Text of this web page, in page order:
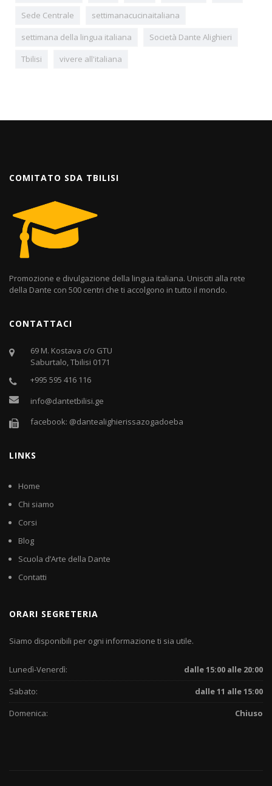
Sede Centrale
settimanacucinaitaliana
settimana della lingua italiana
Società Dante Alighieri
Tbilisi
vivere all'italiana
COMITATO SDA TBILISI
Promozione e divulgazione della lingua italiana. Unisciti alla rete
della Dante con 500 centri che ti accolgono in tutto il mondo.
CONTATTACI
69 M. Kostava c/o GTU
Saburtalo, Tbilisi 0171
+995 595 416 116
info@dantetbilisi.ge
facebook: @dantealighierissazogadoeba
LINKS
Home
Chi siamo
Corsi
Blog
Scuola d’Arte della Dante
Contatti
ORARI SEGRETERIA
Siamo disponibili per ogni informazione ti sia utile.
Lunedì-Venerdì:
dalle 15:00 alle 20:00
Sabato:
dalle 11 alle 15:00
Domenica:
Chiuso